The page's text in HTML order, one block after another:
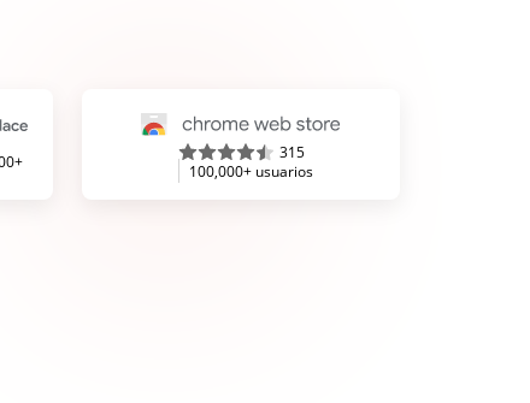
315
100,000+ usuarios